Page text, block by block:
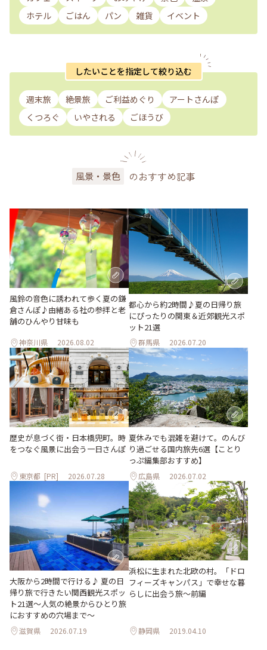
ホテル
ごはん パン 雑貨 イベント
したいことを指定して絞り込む
週末旅 絶景旅 ご利益めぐり
アートさんぽ
くつろぐ
いやされる ごほうび
風景・景色 のおすすめ記事
風鈴の音色に誘われて歩く夏の鎌
倉さんぽ♪由緒ある社の参拝と老
舗のひんやり甘味も
神奈川県 2026.08.02
都心から約2時間♪夏の日帰り旅
にぴったりの関東＆近郊観光スポ
ット21選
群馬県 2026.07.20
歴史が息づく街・日本橋兜町。時
をつなぐ風景に出会う一日さんぽ
東京都 [PR] 2026.07.28
夏休みでも混雑を避けて。のんび
り過ごせる国内旅先6選【ことり
っぷ編集部おすすめ】
広島県 2026.07.02
大阪から2時間で行ける♪ 夏の日
帰り旅で行きたい関西観光スポッ
ト21選～人気の絶景からひとり旅
におすすめの穴場まで～
滋賀県 2026.07.19
浜松に生まれた北欧の村。「ドロ
フィーズキャンパス」で幸せな暮
らしに出会う旅～前編
静岡県 2019.04.10